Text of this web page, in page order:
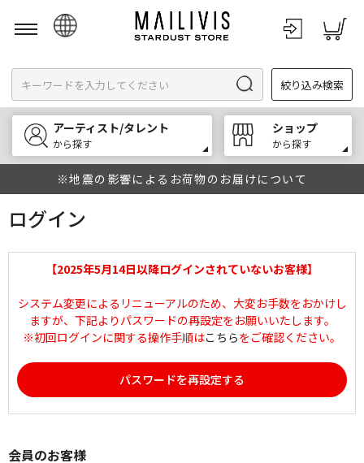
English
한국어
中文
絞り込み検索
アーティスト/タレント
から探す
ショップ
から探す
※地震の影響によるお荷物のお届けについて
ログイン
【2025年5月14日以降ログインされていないお客様】
システム変更によるリニューアルのため、大変お手数をおかけし
ますが、下記よりパスワードの再設定をお願いいたします。
※初回ログインに関する操作手順はこちらをご確認ください。
パスワードを再設定する
会員のお客様